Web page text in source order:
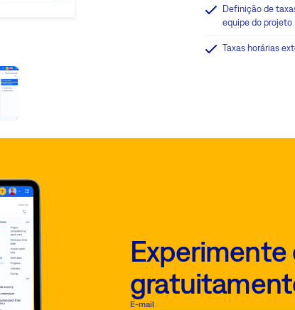
Definição de
equipe do projeto
Taxas horárias
Experimente
E-mail